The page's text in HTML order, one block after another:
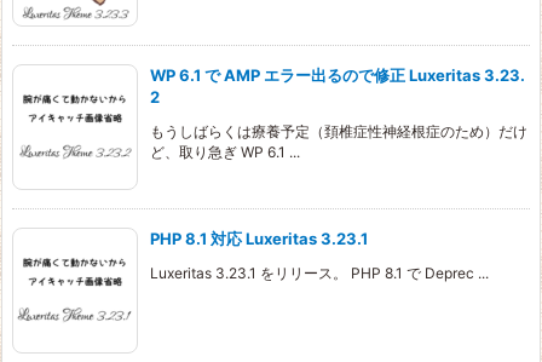
WP 6.1 で AMP エラー出るので修正 Luxeritas 3.23.
2
もうしばらくは療養予定（頚椎症性神経根症のため）だけ
ど、取り急ぎ WP 6.1 ...
PHP 8.1 対応 Luxeritas 3.23.1
Luxeritas 3.23.1 をリリース。 PHP 8.1 で Deprec ...